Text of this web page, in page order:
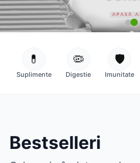
💊
Suplimente
🦠
Digestie
🛡️
Imunitate
Bestselleri